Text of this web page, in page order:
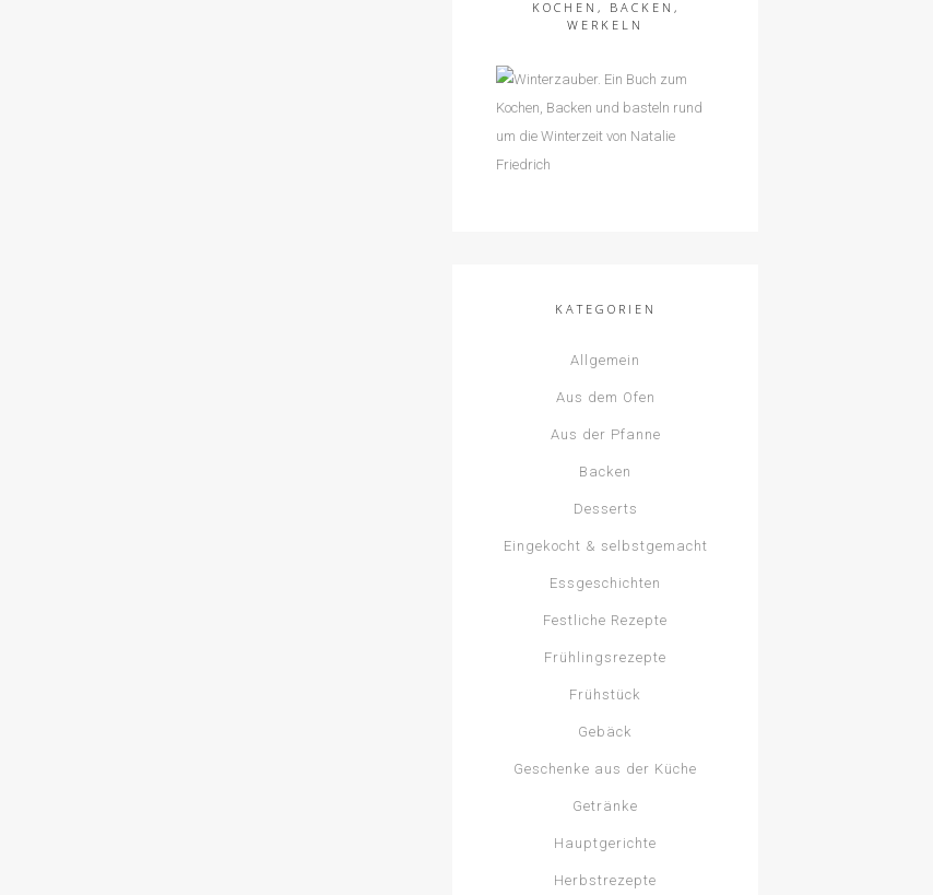
KOCHEN, BACKEN,
WERKELN
KATEGORIEN
Allgemein
Aus dem Ofen
Aus der Pfanne
Backen
Desserts
Eingekocht & selbstgemacht
Essgeschichten
Festliche Rezepte
Frühlingsrezepte
Frühstück
Gebäck
Geschenke aus der Küche
Getränke
Hauptgerichte
Herbstrezepte